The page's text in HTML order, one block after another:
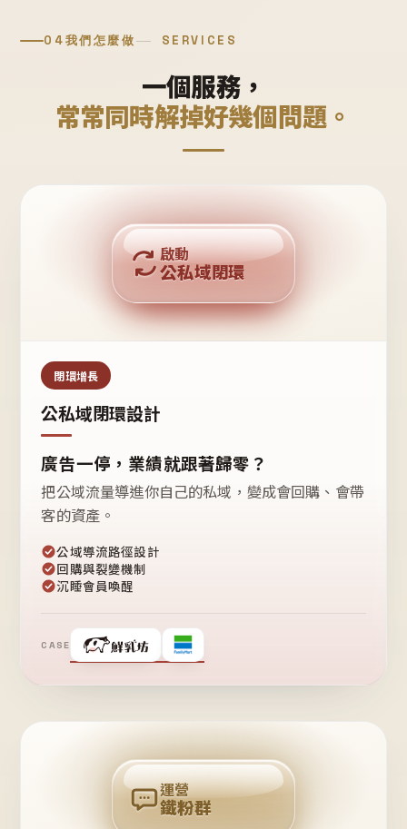
04我們怎麼做 SERVICES
一個服務，
常常同時解掉好幾個問題。
公域流量
私域鐵粉
回購複利
啟動
公私域閉環
閉環增長
公私域閉環設計
廣告一停，業績就跟著歸零？
把公域流量導進你自己的私域，變成會回購、會帶
客的資產。
公域導流路徑設計
回購與裂變機制
沉睡會員喚醒
CASE
❤
粉
回
購
運營
鐵粉群